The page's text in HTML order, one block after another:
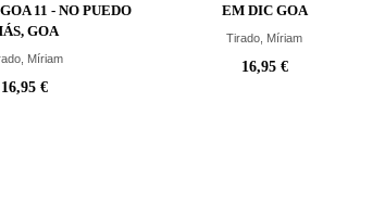
11 - NO PUEDO
GOA
Míriam
16,95 €
EM DIC GOA
Tirado, Míriam
16,95 €